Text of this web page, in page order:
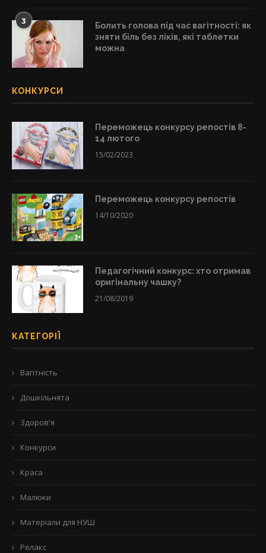
3
Болить голова під час вагітності: як
зняти біль без ліків, які таблетки
можна
КОНКУРСИ
Переможець конкурсу репостів 8-
14 лютого
15/02/2023
Переможець конкурсу репостів
14/10/2020
Педагогічний конкурс: хто отримав
оригінальну чашку?
21/08/2019
КАТЕГОРІЇ
Вагітність
Дошкільнята
Здоров'я
Конкурси
Краса
Малюки
Матеріали для НУШ
Релакс